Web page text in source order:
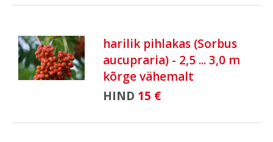
harilik pihlakas (Sorbus
aucupraria) - 2,5 ... 3,0 m
kõrge vähemalt
HIND 15 €